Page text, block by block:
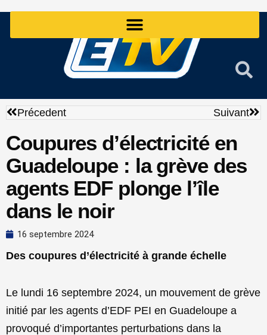
Précédent
Précedent Suivant
Coupures d’électricité en
Guadeloupe : la grève des
agents EDF plonge l’île
dans le noir
16 septembre 2024
Des coupures d’électricité à grande échelle
Le lundi 16 septembre 2024, un mouvement de grève
initié par les agents d’EDF PEI en Guadeloupe a
provoqué d’importantes perturbations dans la